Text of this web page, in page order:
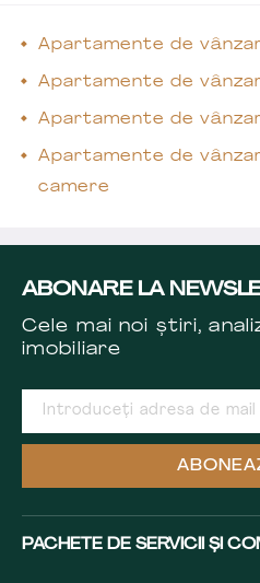
Apartamente de
Apartamente de
Apartamente de
Apartamente de
camere
ABONARE LA
Cele mai noi știri,
imobiliare
PACHETE DE SERVICII ȘI